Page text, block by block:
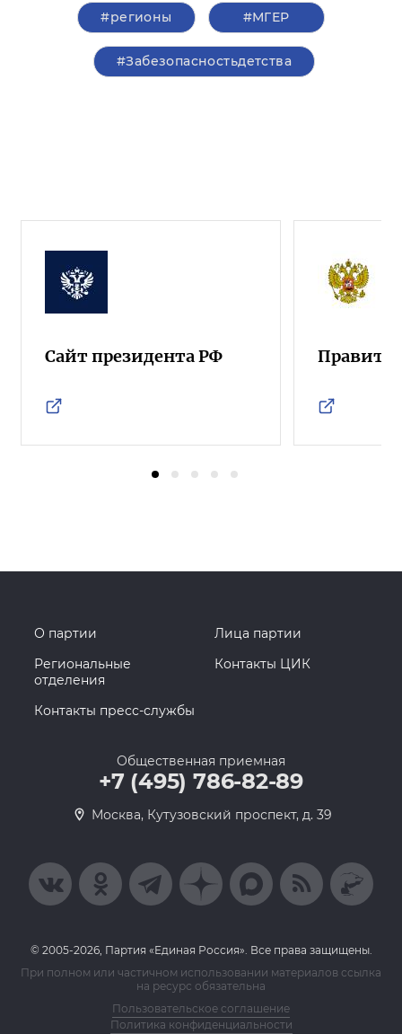
#регионы #‎МГЕР‬
#Забезопасностьдетства
Сайт президента РФ
О партии
Лица партии
Региональные
отделения
Контакты ЦИК
Контакты пресс-службы
Общественная приемная
+7 (495) 786-82-89
Москва, Кутузовский проспект, д. 39
© 2005-2026, Партия «Единая Россия». Все права защищены.
При полном или частичном использовании материалов ссылка
на ресурс обязательна
Пользовательское соглашение
Политика конфиденциальности